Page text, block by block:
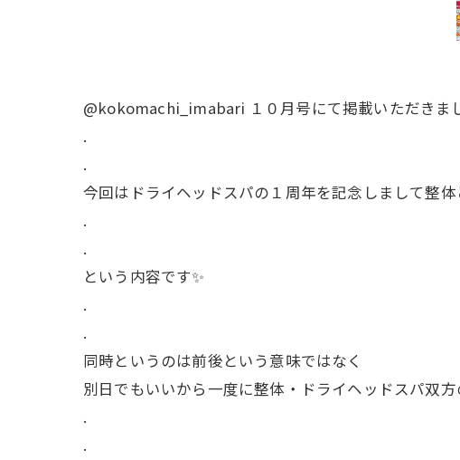
@kokomachi_imabari １０月号にて掲載いただきま
.
.
今回はドライヘッドスパの１周年を記念しまして整
.
.
という内容です✨
.
.
同時というのは前後という意味ではなく
別日でもいいから一度に整体・ドライヘッドスパ双
.
.